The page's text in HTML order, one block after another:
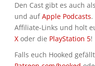
Den Cast gibt es auch als
und aufApple Podcasts
Affiliate-Links und holt
X oder die PlayStation 5!
Falls euch Hooked